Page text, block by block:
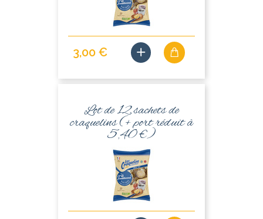
3,00 €
Lot de 12 sachets de
craquelins (+ port réduit à
5,40 €)